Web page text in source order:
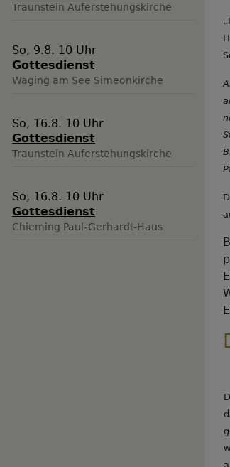
Traunstein Auferstehungskirche
So, 9.8. 10 Uhr
Gottesdienst
Waging am See Simeonkirche
So, 16.8. 10 Uhr
Gottesdienst
Traunstein Auferstehungskirche
So, 16.8. 10 Uhr
Gottesdienst
Chieming Paul-Gerhardt-Haus